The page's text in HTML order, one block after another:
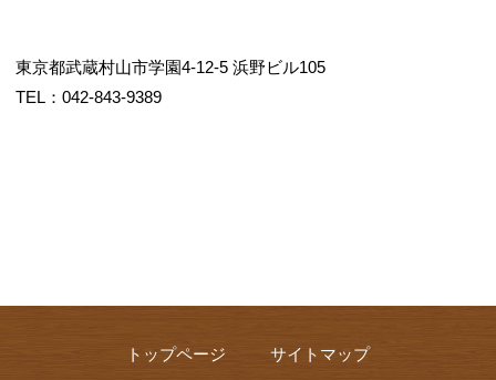
東京都武蔵村山市学園4-12-5 浜野ビル105
TEL：042-843-9389
トップページ サイトマップ